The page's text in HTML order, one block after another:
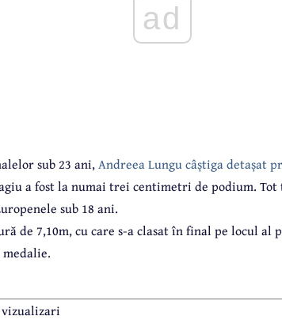
ad
sub 23 ani,Andreea Lungu câștiga detașat
a fost la numai trei centimetri de podium.
sub 18 ani.
de 7,10m, cu care s-a clasat în final pe locul al
vizualizari